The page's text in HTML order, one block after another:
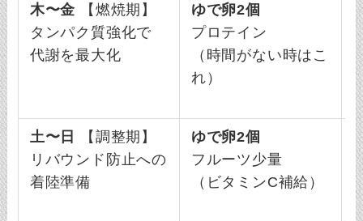
木〜金 【燃焼期】
タンパク質強化で
代謝を最大化
ゆで卵2個
プロテイン
（時間がない時はこ
れ）
土〜日
【調整期】
リバウンド防止への
着陸準備
ゆで卵2個
フルーツ少量
（ビタミンC補給）